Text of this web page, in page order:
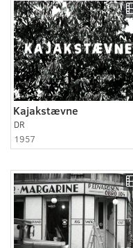
Kajakstævne
DR
1957